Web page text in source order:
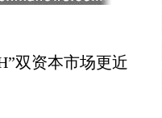
双资本市场更近